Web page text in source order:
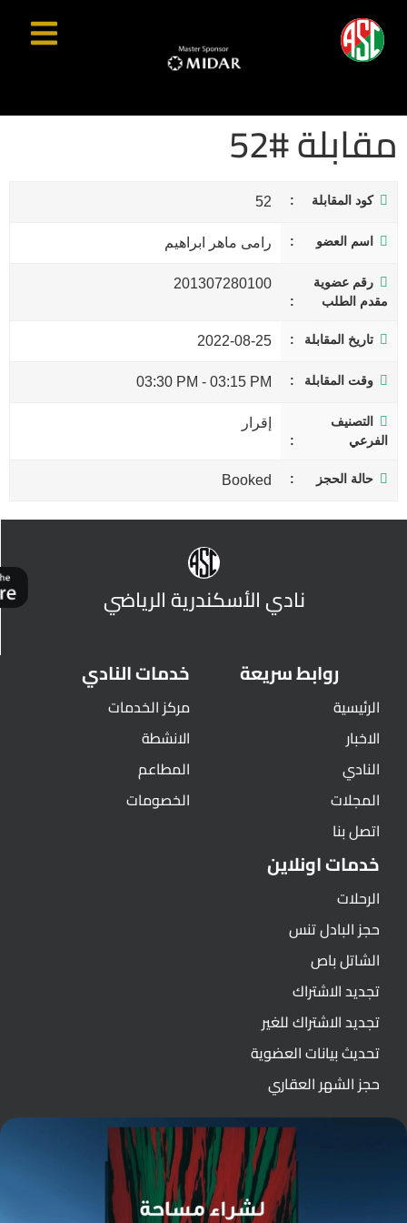
مقابلة #52
كود المقابلة 52
اسم العضو رامى ماهر ابراهيم
رقم عضوية
مقدم الطلب
201307280100
تاريخ المقابلة 2022-08-25
وقت المقابلة 03:15 PM
-
03:30 PM
التصنيف
الفرعي
إقرار
حالة الحجز Booked
نادي الأسكندرية الرياضي
روابط سريعة
الرئيسية
الاخبار
النادي
المجلات
اتصل بنا
خدمات النادي
مركز الخدمات
الانشطة
المطاعم
الخصومات
خدمات اونلاين
الرحلات
حجز البادل تنس
الشاتل باص
تجديد الاشتراك
تجديد الاشتراك للغير
تحديث بيانات العضوية
حجز الشهر العقاري